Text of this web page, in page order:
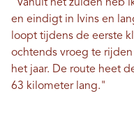
"Vanuit het zuiden heb
en eindigt in Ivins en
loopt tijdens de eerste
ochtends vroeg te
het jaar. De route heet
63 kilometer lang."